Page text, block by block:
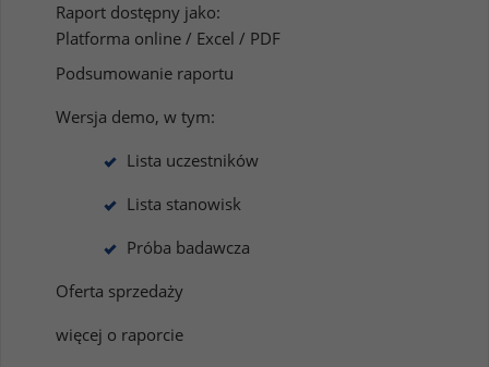
Raport dostępny jako:
Platforma online / Excel / PDF
Podsumowanie raportu
Wersja demo, w tym:
Lista uczestników
Lista stanowisk
Próba badawcza
Oferta sprzedaży
więcej o raporcie